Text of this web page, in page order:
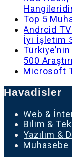
Top 5
Android
İyi İşletim
500
Microsoft
Havadisler
Web &
Bilim &
Yazılım &
Muhasebe